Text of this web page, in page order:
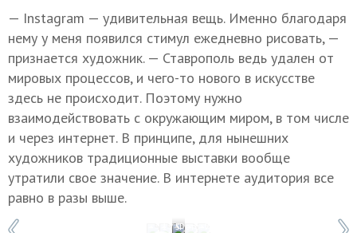
— Instagram — удивительная вещь. Именно благодаря
нему у меня появился стимул ежедневно рисовать, —
признается художник. — Ставрополь ведь удален от
мировых процессов, и чего-то нового в искусстве
здесь не происходит. Поэтому нужно
взаимодействовать с окружающим миром, в том числе
и через интернет. В принципе, для нынешних
художников традиционные выставки вообще
утратили свое значение. В интернете аудитория все
равно в разы выше.
Фото: Игорь Кожевников
1 / 5